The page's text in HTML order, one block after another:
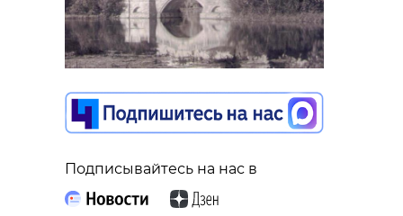
Подписывайтесь на нас в